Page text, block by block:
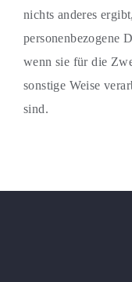
nichts anderes
personenbezogene
wenn sie für die
sonstige Weise
sind.